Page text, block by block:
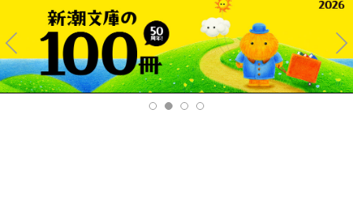
Pre
v
Ne
xt